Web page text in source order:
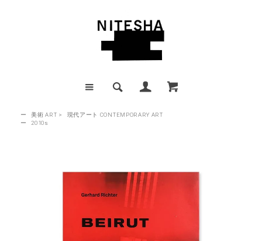
ー 美術 ART >
現代アート CONTEMPORARY ART
ー
2010s